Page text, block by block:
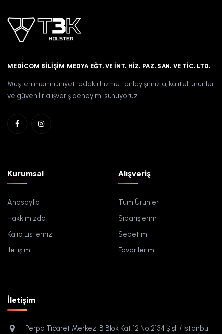
MEDICOM BILIŞIM MEDYA EĞT. VE İNT. HIZ. PAZ. SAN. VE TIC. LTD.
Müşteri memnuniyeti odaklı hizmet anlayışımızla, kaliteli ürünler
ve güvenilir alışveriş deneyimi sunuyoruz.
Kurumsal
Anasayfa
Hakkımızda
Kalıp Listemiz
İletişim
Alışveriş
Tüm Ürünler
Siparişlerim
Sepetim
Favorilerim
İletişim
Perpa Ticaret Merkezi B Blok Kat:12 No:2134 Şişli / İstanbul